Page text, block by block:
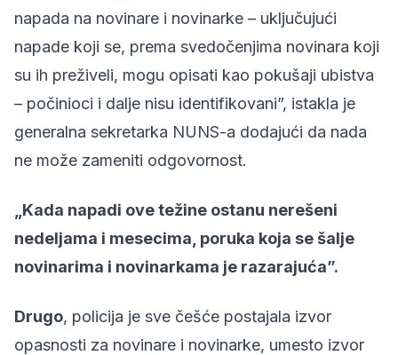
napada na novinare i novinarke – uključujući
napade koji se, prema svedočenjima novinara koji
su ih preživeli, mogu opisati kao pokušaji ubistva
– počinioci i dalje nisu identifikovani”, istakla je
generalna sekretarka NUNS-a dodajući da nada
ne može zameniti odgovornost.
„Kada napadi ove težine ostanu nerešeni
nedeljama i mesecima, poruka koja se šalje
novinarima i novinarkama je razarajuća”.
Drugo, policija je sve češće postajala izvor
opasnosti za novinare i novinarke, umesto izvor